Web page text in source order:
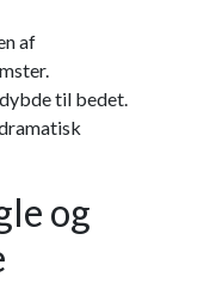
af
til bedet.
og